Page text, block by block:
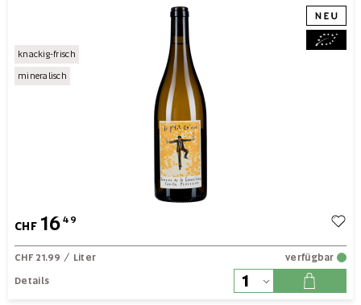
knackig-frisch
mineralisch
CHF 1649
CHF 21.99 / Liter
verfügbar
Details